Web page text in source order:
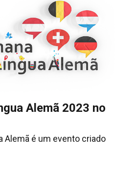
Alemã 2023 no
Alemã é um evento criado